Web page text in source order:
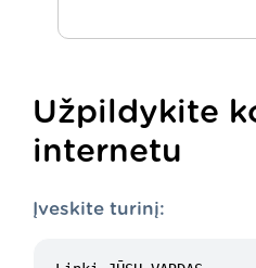
Užpildykite
internetu
Įveskite turinį: